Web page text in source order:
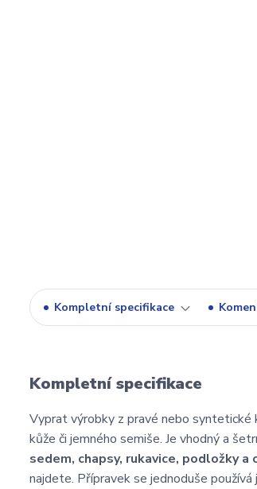
Kompletní specifikace
Kompletní specifikace
Vyprat výrobky z pravé nebo syntetické
kůže či jemného semiše. Je vhodný a
sedem, chapsy, rukavice, podložky
najdete. Přípravek se jednoduše